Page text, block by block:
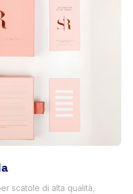
scatole di alta qualità,